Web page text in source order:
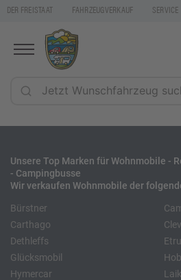
DER FREISTAAT FAHRZEUGVERKAUF SERVICE
Unsere Top Marken für Wohnmobile -
- Campingbusse
Wir verkaufen Wohnmobile der
Bürstner
Carthago
Dethleffs
Glücksmobil
Hymercar